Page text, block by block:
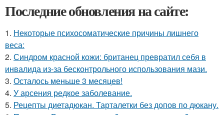
Последние обновления на сайте:
1. Некоторые психосоматические причины лишнего
веса:
2. Синдром красной кожи: британец превратил себя в
инвалида из-за бесконтрольного использования мази.
3. Осталось меньше 3 месяцев!
4. У арсения редкое заболевание.
5. Рецепты диетадюкан. Тарталетки без допов по дюкану.